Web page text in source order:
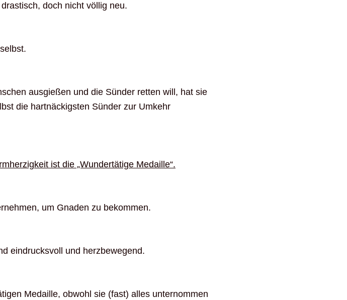
doch nicht völlig neu.
ausgießen und die Sünder retten will, hat sie
die hartnäckigsten Sünder zur Umkehr
ist die „Wundertätige Medaille“.
um Gnaden zu bekommen.
eindrucksvoll und herzbewegend.
Medaille, obwohl sie (fast) alles unternommen